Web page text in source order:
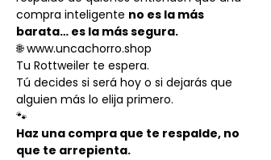
compra inteligente no es la más
barata… es la más segura.
🌐 www.uncachorro.shop
Tu Rottweiler te espera.
Tú decides si será hoy o si dejarás que
alguien más lo elija primero.
🐾
Haz una compra que te respalde, no
que te arrepienta.